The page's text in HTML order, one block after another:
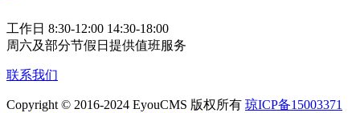
工作日 8:30-12:00 14:30-18:00
周六及部分节假日提供值班服务
联系我们
Copyright © 2016-2024 EyouCMS 版权所有 琼ICP备15003371